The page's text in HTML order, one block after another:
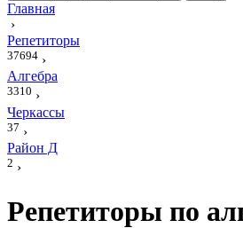
Главная
›
Репетиторы
37694 ›
Алгебра
3310 ›
Черкассы
37 ›
Район Д
2 ›
Репетиторы по